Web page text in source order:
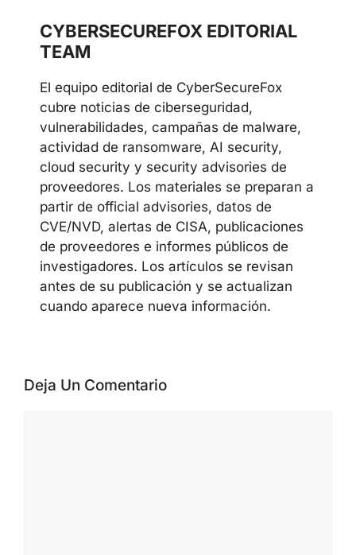
Telegram
LinkedIn
Discord
CYBERSECUREFOX EDITORIAL
TEAM
El equipo editorial de CyberSecureFox
cubre noticias de ciberseguridad,
vulnerabilidades, campañas de malware,
actividad de ransomware, AI security,
cloud security y security advisories de
proveedores. Los materiales se preparan
a partir de official advisories, datos de
CVE/NVD, alertas de CISA, publicaciones
cuando aparece nueva información.